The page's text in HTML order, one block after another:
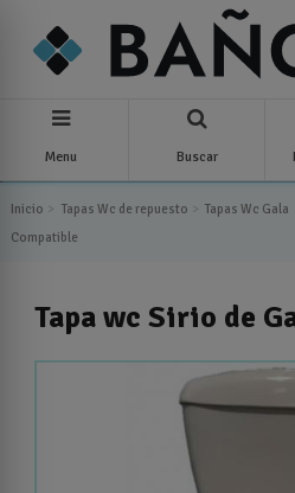
Menu Buscar
Inicio Tapas Wc de repuesto Tapas Wc Gala
Compatible
Tapa wc Sirio de